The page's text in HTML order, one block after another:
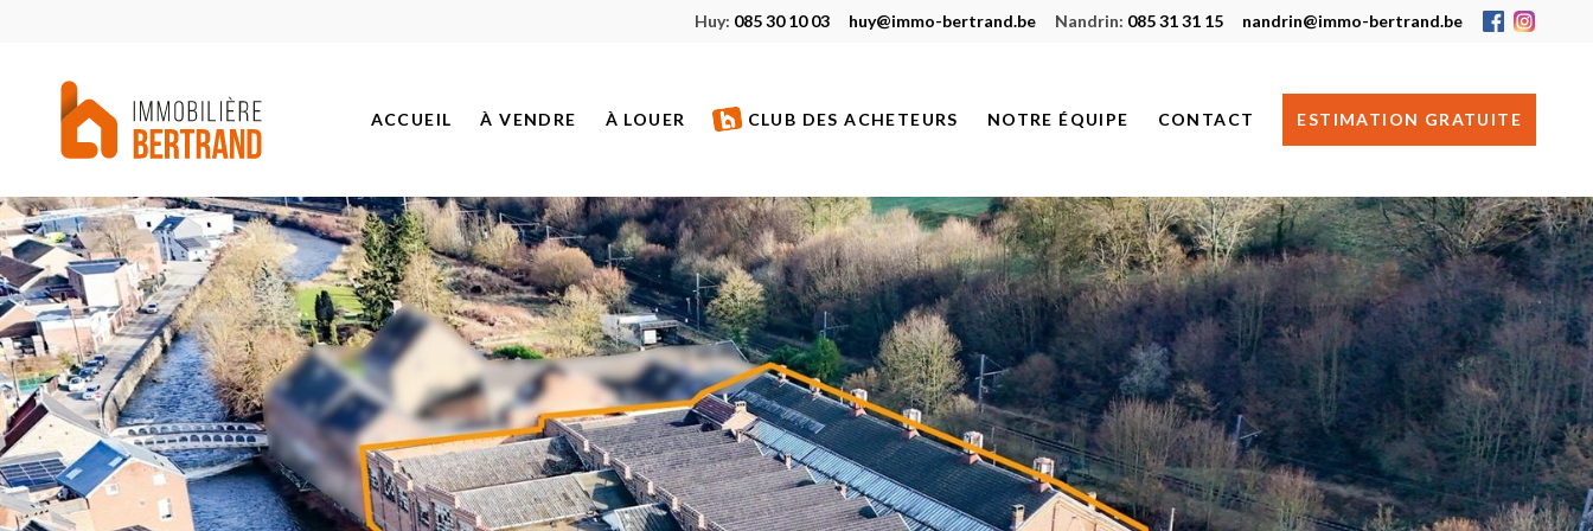
Huy: 085 30 10 03 huy@immo-bertrand.be Nandrin: 085 31 31 15 nandrin@immo-bertrand.be
ACCUEIL À VENDRE
PROJETS NEUFS
BIENS VENDUS
BIENS DE PRESTIGE
À LOUER
BIENS LOUÉS
CLUB DES ACHETEURS NOTRE ÉQUIPE CONTACT
NANDRIN
JE RECHERCHE UN BIEN
ESTIMATION GRATUITE